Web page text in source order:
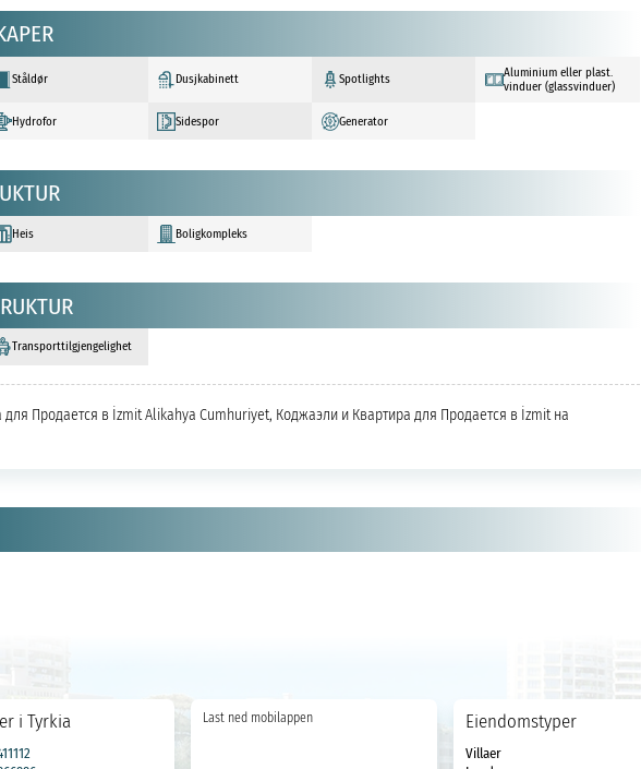
Ståldør Dusjkabinett Spotlights
Aluminium eller plast.
vinduer (glassvinduer)
Hydrofor Sidespor Generator
Heis Boligkompleks
Transporttilgjengelighet
для Продается в İzmit Alikahya Cumhuriyet, Коджаэли и Квартира для Продается в İzmit на
i Tyrkia Last ned mobilappen Eiendomstyper
Villaer